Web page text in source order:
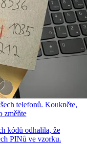
telefonů. Koukněte,
změňte
kódů odhalila, že
PINů ve vzorku.